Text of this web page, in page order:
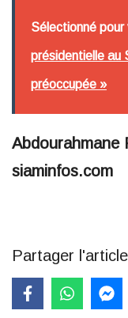
Sélectionné pour
présidentielle au
préoccupée »
Abdourahmane
siaminfos.com
Partager l'article